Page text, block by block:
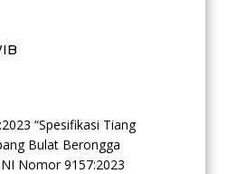
“Spesifikasi Tiang
Bulat Berongga
Nomor 9157:2023